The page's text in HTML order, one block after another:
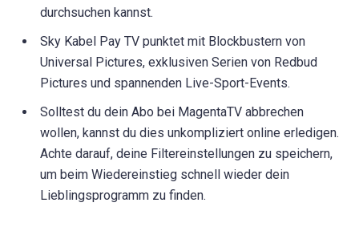
durchsuchen kannst.
Sky Kabel Pay TV punktet mit Blockbustern von
Universal Pictures, exklusiven Serien von Redbud
Pictures und spannenden Live-Sport-Events.
Solltest du dein Abo bei MagentaTV abbrechen
wollen, kannst du dies unkompliziert online erledigen.
Achte darauf, deine Filtereinstellungen zu speichern,
um beim Wiedereinstieg schnell wieder dein
Lieblingsprogramm zu finden.